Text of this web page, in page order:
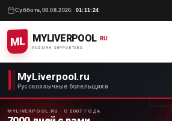
Суббота, 08.08.2026 01:11:24
ML MYLIVERPOOL
RUSSIAN SUPPORTERS
.RU
MyLiverpool.ru
Русскоязычные болельщики
MYLIVERPOOL.RU · С 2007 ГОДА